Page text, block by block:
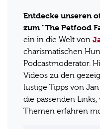
Entdecke unseren
zum "The Petfood
ein in die Welt von
charismatischen
Podcastmoderator.
Videos zu den
lustige Tipps von
die passenden
Themen erfahren